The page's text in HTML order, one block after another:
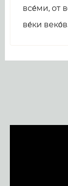
все́ми, от
ве́ки